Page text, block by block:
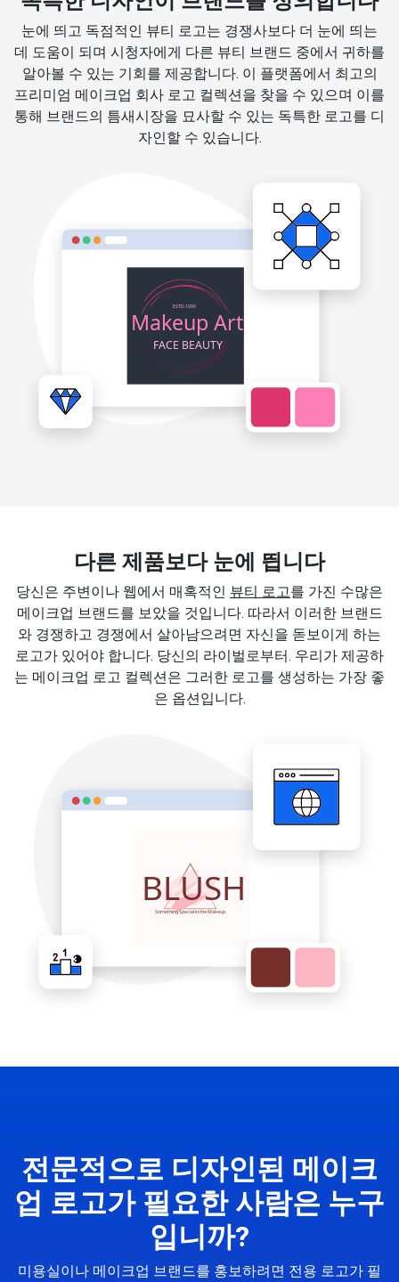
눈에 띄고 독점적인 뷰티 로고는 경쟁사보다 더 눈에 띄는
데 도움이 되며 시청자에게 다른 뷰티 브랜드 중에서 귀하를
알아볼 수 있는 기회를 제공합니다. 이 플랫폼에서 최고의
프리미엄 메이크업 회사 로고 컬렉션을 찾을 수 있으며 이를
통해 브랜드의 틈새시장을 묘사할 수 있는 독특한 로고를 디
자인할 수 있습니다.
다른 제품보다 눈에 띕니다
당신은 주변이나 웹에서 매혹적인 뷰티 로고를 가진 수많은
메이크업 브랜드를 보았을 것입니다. 따라서 이러한 브랜드
와 경쟁하고 경쟁에서 살아남으려면 자신을 돋보이게 하는
로고가 있어야 합니다. 당신의 라이벌로부터. 우리가 제공하
는 메이크업 로고 컬렉션은 그러한 로고를 생성하는 가장 좋
은 옵션입니다.
전문적으로 디자인된 메이크
업 로고가 필요한 사람은 누구
입니까?
미용실이나 메이크업 브랜드를 홍보하려면 전용 로고가 필